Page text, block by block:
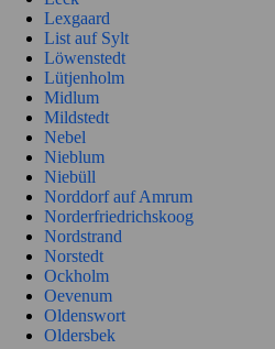
Lexgaard
List auf Sylt
Löwenstedt
Lütjenholm
Midlum
Mildstedt
Nebel
Nieblum
Niebüll
Norddorf auf Amrum
Norderfriedrichskoog
Nordstrand
Norstedt
Ockholm
Oevenum
Oldenswort
Oldersbek